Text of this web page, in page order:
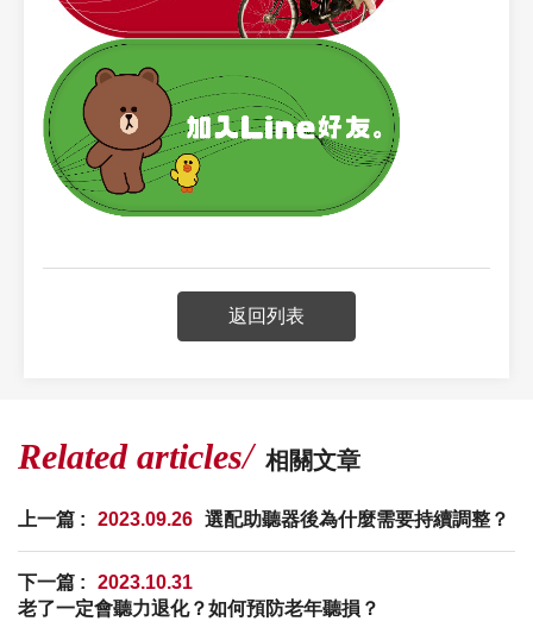
返回列表
Related articles 相關文章
上一篇 : 2023.09.26 選配助聽器後為什麼需要持續調整？
下一篇 :
2023.10.31
老了一定會聽力退化？如何預防老年聽損？